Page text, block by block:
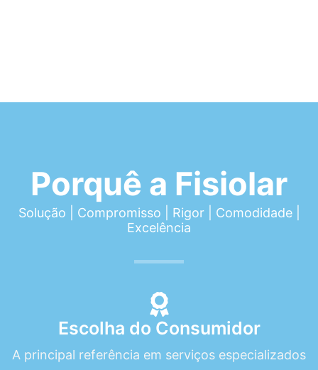
Porquê a Fisiolar
Solução | Compromisso | Rigor | Comodidade |
Excelência
Escolha do Consumidor
A principal referência em serviços especializados